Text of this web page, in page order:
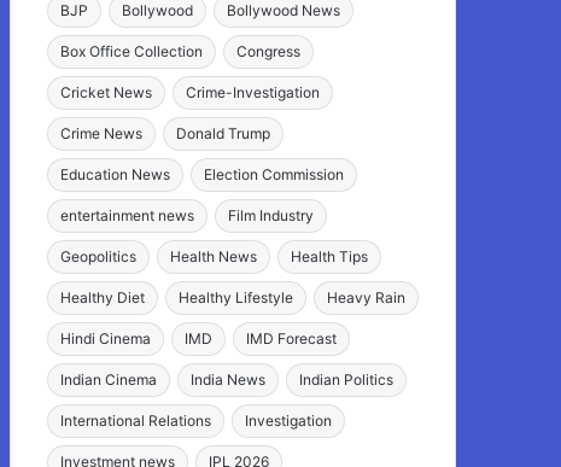
BJP Bollywood Bollywood News
Box Office Collection Congress
Cricket News Crime-Investigation
Crime News Donald Trump
Education News Election Commission
entertainment news Film Industry
Geopolitics Health News Health Tips
Healthy Diet Healthy Lifestyle Heavy Rain
Hindi Cinema IMD IMD Forecast
Indian Cinema India News Indian Politics
International Relations Investigation
Investment news IPL 2026